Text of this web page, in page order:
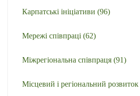
Карпатські ініціативи (96)
Мережі співпраці (62)
Міжрегіональна співпраця (91)
Місцевий і регіональний розвиток